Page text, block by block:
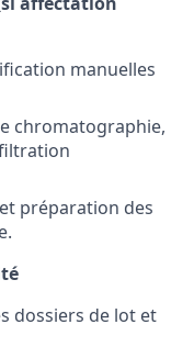
manuelles
chromatographie,
préparation des
dossiers de lot et